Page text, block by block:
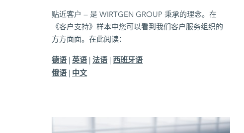
贴近客户 — 是 WIRTGEN GROUP 秉承的理念。在
《客户支持》样本中您可以看到我们客户服务组织的
方方面面。在此阅读：
德语 |英语 |法语 | 西班牙语
俄语 | 中文